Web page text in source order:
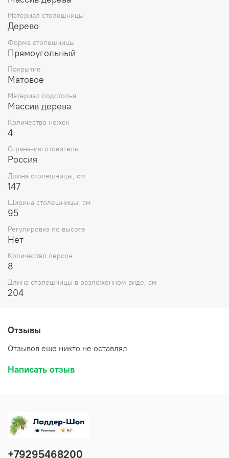
Материал столешницы
Дерево
Форма столешницы
Прямоугольный
Покрытие
Матовое
Материал подстолья
Массив дерева
Количество ножек
4
Страна-изготовитель
Россия
Длина столешницы, см
147
Ширина столешницы, см
95
Регулировка по высоте
Нет
Количество персон
8
Длина столешницы в разложенном виде, см
204
Отзывы
Отзывов еще никто не оставлял
Написать отзыв
+79295468200